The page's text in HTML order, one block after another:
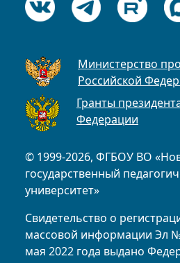
© 1999-2026, ФГБОУ ВО
государственный
университет»
Свидетельство о
массовой информации Эл
мая 2022 года выдано
Министерство
Российской
Гранты
Федерации